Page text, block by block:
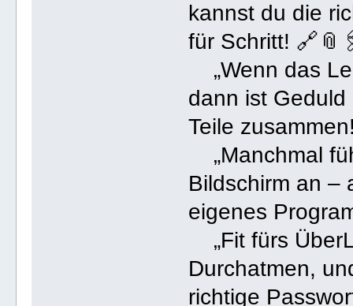
kannst du die
für Schritt!
„Wenn das
dann ist
Teile
„Manchmal
Bildschirm an –
eigenes
„Fit fürs
Durchatmen,
richtige